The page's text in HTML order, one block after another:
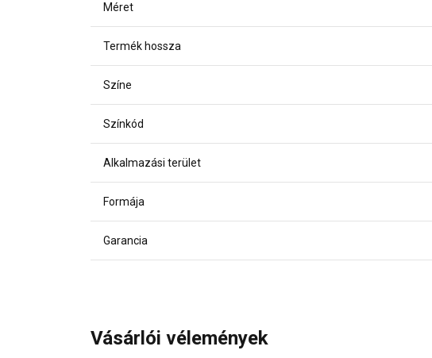
Méret
Termék hossza
Színe
Színkód
Alkalmazási terület
Formája
Garancia
Vásárlói vélemények